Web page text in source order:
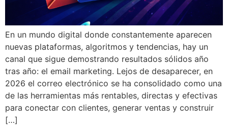
En un mundo digital donde constantemente aparecen
nuevas plataformas, algoritmos y tendencias, hay un
canal que sigue demostrando resultados sólidos año
tras año: el email marketing. Lejos de desaparecer, en
2026 el correo electrónico se ha consolidado como una
de las herramientas más rentables, directas y efectivas
para conectar con clientes, generar ventas y construir
[…]